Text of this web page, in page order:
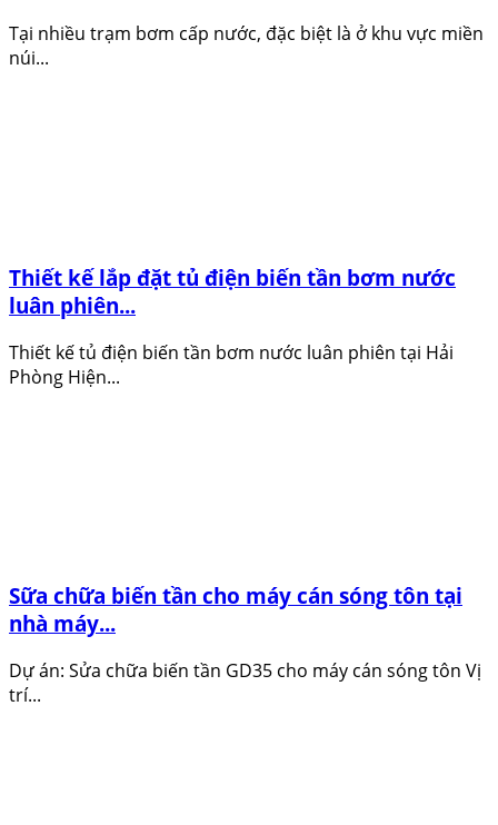
Tại nhiều trạm bơm cấp nước, đặc biệt là ở khu vực miền
núi...
Thiết kế lắp đặt tủ điện biến tần bơm nước
luân phiên...
Thiết kế tủ điện biến tần bơm nước luân phiên tại Hải
Phòng Hiện...
Sữa chữa biến tần cho máy cán sóng tôn tại
nhà máy...
Dự án: Sửa chữa biến tần GD35 cho máy cán sóng tôn Vị
trí...